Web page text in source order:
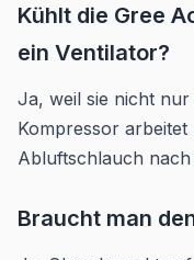
Kühlt die Gree
ein Ventilator?
Ja, weil sie nicht
Kompressor
Abluftschlauch
Braucht man